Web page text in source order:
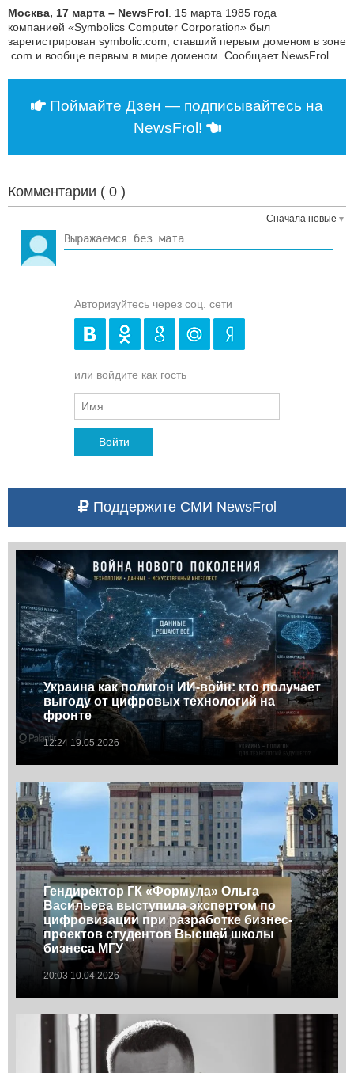
АВТО И МОТО
ЭГОИЗМ
Москва, 17 марта – NewsFrol . 15 марта 1985 года
компанией «Symbolics Computer Corporation» был
зарегистрирован symbolic.com, ставший первым доменом в зоне
.com и вообще первым в мире доменом. Сообщает NewsFrol.
Поймайте Дзен — подписывайтесь на
NewsFrol!
Комментарии ( 0 )
Сначала новые
Авторизуйтесь через соц. сети
или войдите как гость
Войти
Поддержите СМИ NewsFrol
Украина как полигон ИИ-войн: кто получает
выгоду от цифровых технологий на
фронте
12:24 19.05.2026
Гендиректор ГК «Формула» Ольга
Васильева выступила экспертом по
цифровизации при разработке бизнес-
проектов студентов Высшей школы
бизнеса МГУ
20:03 10.04.2026